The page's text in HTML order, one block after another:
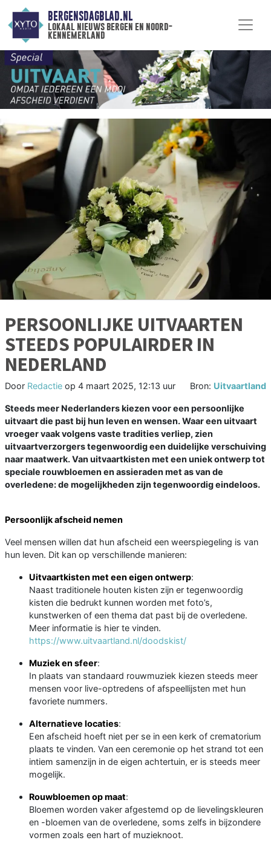
BERGENSDAGBLAD.NL
lokaal nieuws bergen en noord-
kennemerland
PERSOONLIJKE UITVAARTEN
STEEDS POPULAIRDER IN
NEDERLAND
Door Redactie op 4 maart 2025, 12:13 uur Bron: Uitvaartland
Steeds meer Nederlanders kiezen voor een persoonlijke
uitvaart die past bij hun leven en wensen. Waar een uitvaart
vroeger vaak volgens vaste tradities verliep, zien
uitvaartverzorgers tegenwoordig een duidelijke verschuiving
naar maatwerk. Van uitvaartkisten met een uniek ontwerp tot
speciale rouwbloemen en assieraden met as van de
overledene: de mogelijkheden zijn tegenwoordig eindeloos.
Persoonlijk afscheid nemen
Veel mensen willen dat hun afscheid een weerspiegeling is van
hun leven. Dit kan op verschillende manieren:
Uitvaartkisten met een eigen ontwerp:
Naast traditionele houten kisten zijn er tegenwoordig
kisten die bedrukt kunnen worden met foto’s,
kunstwerken of een thema dat past bij de overledene.
Meer informatie is hier te vinden.
https://www.uitvaartland.nl/doodskist/
Muziek en sfeer:
In plaats van standaard rouwmuziek kiezen steeds meer
mensen voor live-optredens of afspeellijsten met hun
favoriete nummers.
Alternatieve locaties:
Een afscheid hoeft niet per se in een kerk of crematorium
plaats te vinden. Van een ceremonie op het strand tot een
intiem samenzijn in de eigen achtertuin, er is steeds meer
mogelijk.
Rouwbloemen op maat:
Bloemen worden vaker afgestemd op de lievelingskleuren
en -bloemen van de overledene, soms zelfs in bijzondere
vormen zoals een hart of muzieknoot.